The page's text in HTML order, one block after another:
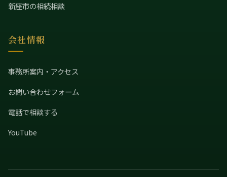
新座市の相続相談
会社情報
事務所案内・アクセス
お問い合わせフォーム
電話で相談する
YouTube